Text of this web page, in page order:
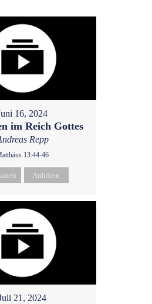
16, 2024
im Reich Gottes
Repp
13:44-46
Anhören
21, 2024